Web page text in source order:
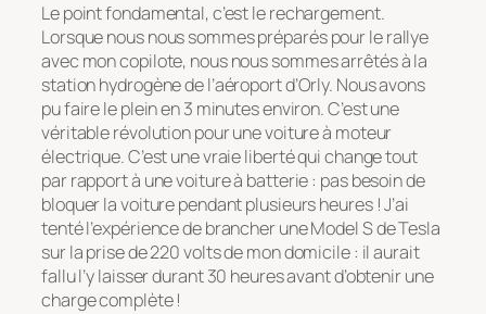
Le point fondamental, c’est le rechargement.
Lorsque nous nous sommes préparés pour le rallye
avec mon copilote, nous nous sommes arrêtés à la
station hydrogène de l’aéroport d’Orly. Nous avons
pu faire le plein en 3 minutes environ. C’est une
véritable révolution pour une voiture à moteur
électrique. C’est une vraie liberté qui change tout
par rapport à une voiture à batterie : pas besoin de
bloquer la voiture pendant plusieurs heures ! J’ai
tenté l’expérience de brancher une Model S de Tesla
sur la prise de 220 volts de mon domicile : il aurait
fallu l’y laisser durant 30 heures avant d’obtenir une
charge complète !